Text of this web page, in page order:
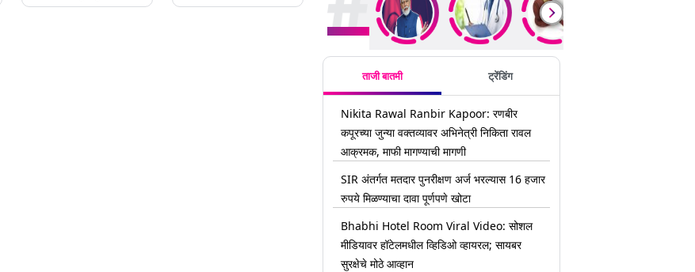
वीकेंडमधे मोठी कमाई; 185.92
पिछाडले, 'भूल भुलैया'ने 'सिंघम
ताजी बातमी ट्रेंडिंग
Nikita Rawal Ranbir Kapoor: रणबीर
कपूरच्या जुन्या वक्तव्यावर अभिनेत्री निकिता रावल
आक्रमक, माफी मागण्याची मागणी
SIR अंतर्गत मतदार पुनरीक्षण अर्ज भरल्यास 16 हजार
रुपये मिळण्याचा दावा पूर्णपणे खोटा
Bhabhi Hotel Room Viral Video: सोशल
मीडियावर हॉटेलमधील व्हिडिओ व्हायरल; सायबर
सुरक्षेचे मोठे आव्हान